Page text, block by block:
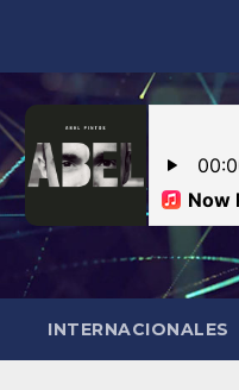
INTERNACIONALES